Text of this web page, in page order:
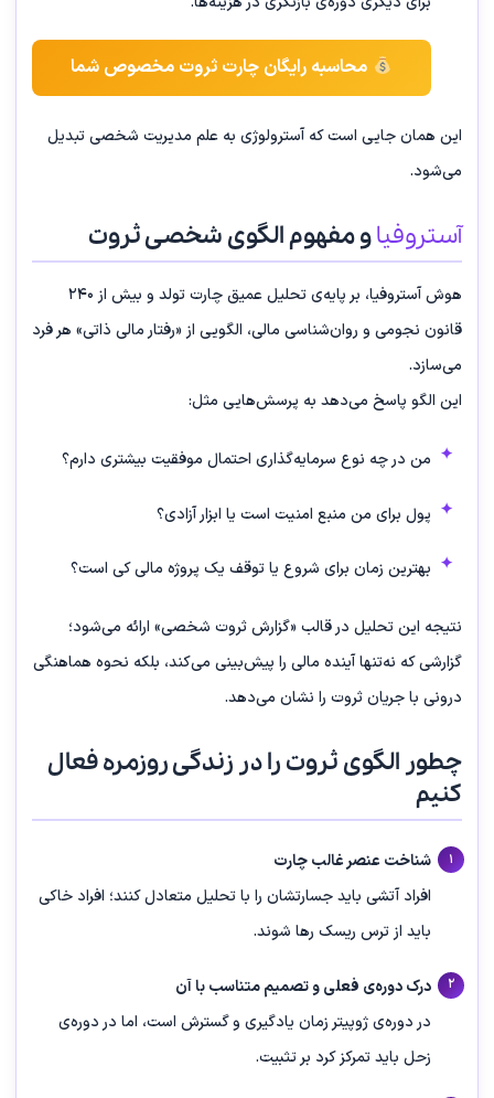
محاسبه رایگان چارت ثروت مخصوص شما
این همان جایی است که آسترولوژی به علم مدیریت شخصی تبدیل
می‌شود.
آستروفیاو مفهوم الگوی شخصی ثروت
هوش آستروفیا، بر پایه‌ی تحلیل عمیق چارت تولد و بیش از ۲۴۰
قانون نجومی و روان‌شناسی مالی، الگویی از «رفتار مالی ذاتی» هر فرد
می‌سازد.
این الگو پاسخ می‌دهد به پرسش‌هایی مثل:
من در چه نوع سرمایه‌گذاری احتمال موفقیت بیشتری دارم؟
پول برای من منبع امنیت است یا ابزار آزادی؟
بهترین زمان برای شروع یا توقف یک پروژه مالی کی است؟
نتیجه‌ این تحلیل در قالب «گزارش ثروت شخصی» ارائه می‌شود؛
گزارشی که نه‌تنها آینده‌ مالی را پیش‌بینی می‌کند، بلکه نحوه‌ هماهنگی
درونی با جریان ثروت را نشان می‌دهد.
چطور الگوی ثروت را در زندگی روزمره فعال
کنیم
شناخت عنصر غالب چارت
افراد آتشی باید جسارتشان را با تحلیل متعادل کنند؛ افراد خاکی
باید از ترس ریسک رها شوند.
درک دوره‌ی فعلی و تصمیم متناسب با آن
در دوره‌ی ژوپیتر زمان یادگیری و گسترش است، اما در دوره‌ی
زحل باید تمرکز کرد بر تثبیت.